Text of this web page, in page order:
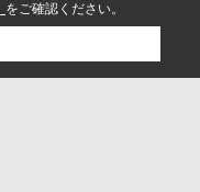
をご確認ください。